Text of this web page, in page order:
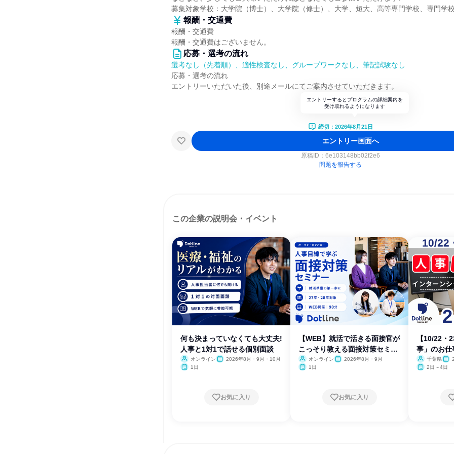
募集対象学校：大学院（博士）、大学院（修士）、大学、短大、高等専門学校、専門学校
報酬・交通費
報酬・交通費
報酬・交通費はございません。
応募・選考の流れ
選考なし（先着順）、適性検査なし、グループワークなし、筆記試験なし
応募・選考の流れ
エントリーいただいた後、別途メールにてご案内させていただきます。
エントリーするとプログラムの詳細案内を
受け取れるようになります
締切：2026年8月21日
エントリー画面へ
原稿ID： 6e103148bb02f2e6
問題を報告する
この企業の説明会・イベント
何も決まっていなくても大丈夫!
人事と1対1で話せる個別面談
オンライン
2026年8月・9月・10月
1日
お気に入り
【WEB】就活で活きる面接官が
こっそり教える面接対策セミナ
ー
オンライン
2026年8月・9月
1日
お気に入り
【10/22・
事」のお仕
千葉県
2日～4日